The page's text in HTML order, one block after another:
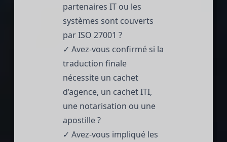
partenaires IT ou les
systèmes sont couverts
par ISO 27001 ?
✓ Avez-vous confirmé si la
traduction finale
nécessite un cachet
d’agence, un cachet ITI,
une notarisation ou une
apostille ?
✓ Avez-vous impliqué les